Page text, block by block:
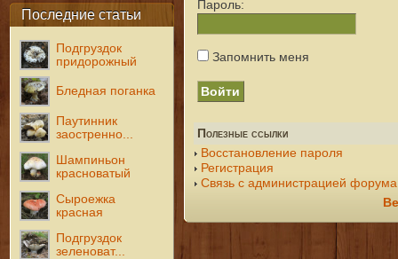
Последние статьи
Подгруздок
придорожный
Бледная поганка
Паутинник
заостренно...
Шампиньон
красноватый
Сыроежка
красная
Подгруздок
зеленоват...
Пароль:
Запомнить меня
Полезные ссылки
Восстановление пароля
Регистрация
Связь с администрацией форума